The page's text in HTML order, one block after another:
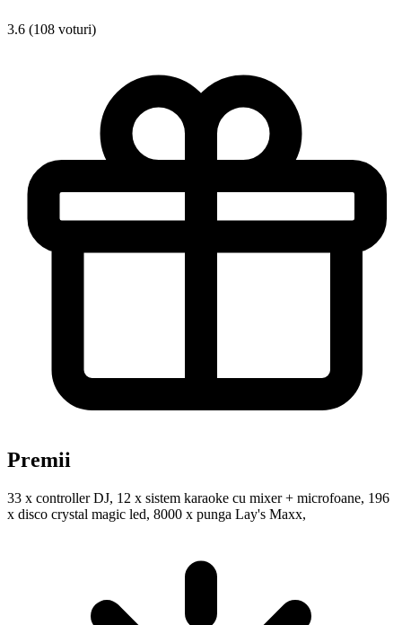
3.6 (108 voturi)
Premii
33 x controller DJ, 12 x sistem karaoke cu mixer + microfoane, 196
x disco crystal magic led, 8000 x punga Lay's Maxx,